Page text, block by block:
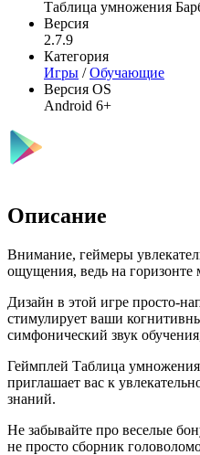
Таблица умножения
Версия
2.7.9
Категория
Игры /Обучающие
Версия OS
Android 6+
Описание
Внимание, геймеры
ощущения, ведь на
Дизайн в этой игре просто-
стимулирует ваши
симфонический звук
Геймплей Таблица умножения
приглашает вас к
знаний.
Не забывайте про веселые
не просто сборник